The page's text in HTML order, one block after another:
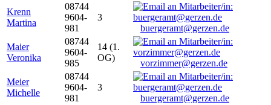
Krenn
Martina
08744
9604-
981
3
buergeramt@gerzen.de
Maier
Veronika
08744
9604-
985
14 (1.
OG)
vorzimmer@gerzen.de
Meier
Michelle
08744
9604-
981
3
buergeramt@gerzen.de